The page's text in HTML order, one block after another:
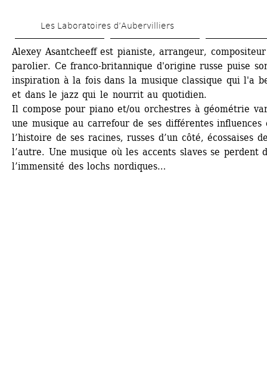
au
contenu
principal
Les Laboratoires d’Aubervilliers
Alexey Asantcheeff est pianiste, arrangeur,
parolier. Ce franco-britannique d'origine russe puise
inspiration à la fois dans la musique classique qui l'a
et dans le jazz qui le nourrit au quotidien.
Il compose pour piano et/ou orchestres à géométrie
une musique au carrefour de ses différentes influences
l’histoire de ses racines, russes d’un côté, écossaises
l’autre. Une musique où les accents slaves se perdent
l’immensité des lochs nordiques…